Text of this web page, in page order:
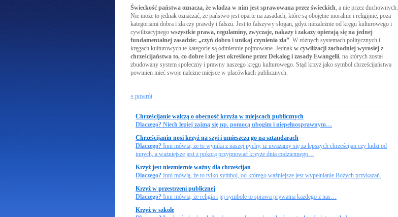
Świeckość państwa oznacza, że władza w nim jest sprawowana przez świeckich, a nie przez duchownych.
Nie może to jednak oznaczać, że państwo jest oparte na zasadach, które są obojętne moralnie i religijnie, poza
kategoriami dobra i zła czy prawdy i fałszu. Jest to fałszywy slogan, gdyż niezależnie od kręgu kulturowego i
cywilizacyjnego wszystkie prawa, regulaminy, zwyczaje, nakazy i zakazy opierają się na jednej
fundamentalnej zasadzie: „czyń dobro i unikaj czynienia zła”. W różnych systemach politycznych i
kręgach kulturowych te kategorie są odmiennie pojmowane. Jednak w cywilizacji zachodniej wyrosłej z
chrześcijaństwa to, co dobre i złe jest określone przez Dekalog i zasady Ewangelii, na których został
zbudowany system społeczny i prawny naszego kręgu kulturowego. Stąd krzyż jako symbol chrześcijaństwa
powinien mieć swoje należne miejsce w placówkach publicznych.
« powrót
Chrześcijanie walczą o obecność krzyża w miejscach publicznych
Dlaczego? Niech lepiej zajmą się np. pomocą ubogim i niepełnosprawnym…
Chrześcijanin nosi krzyż na szyi i umieszcza go na sztandarach
Dlaczego? Inni mówią, że to wynika z naszej pychy, iż uważamy się za lepszych chrześcijan czy ludzi od
innych, a ważniejsze jest z pokorą przyjmować krzyże dnia codziennego…
Krzyż jest niezmiernie ważny dla chrześcijan
Dlaczego? Inni mówią, że to tylko symbol, od którego ważniejsze jest wypełnianie Bożych przykazań.
Krzyż w przestrzeni publicznej
Dlaczego? Inni mówią, że religia i jej symbole to sprawa prywatna każdego z nas…
Krzyż w szkole